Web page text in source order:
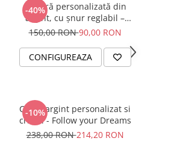
-40%
Brățară personalizată din
argint, cu șnur reglabil –
simbol Soare
150,00 RON90,00 RON
CONFIGUREAZA
-10%
Colier argint personalizat si
cristal - Follow your Dreams
238,00 RON214,20 RON